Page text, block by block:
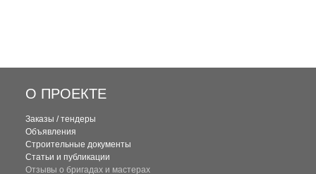
О ПРОЕКТЕ
Заказы / тендеры
Объявления
Строительные документы
Статьи и публикации
Отзывы о бригадах и мастерах